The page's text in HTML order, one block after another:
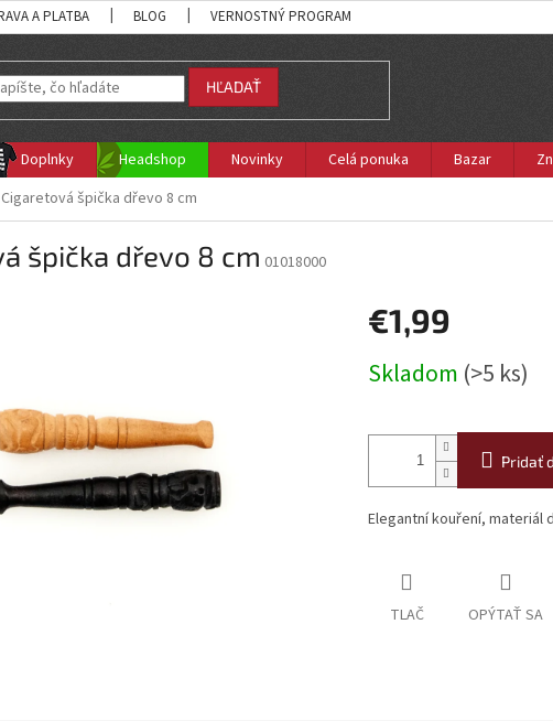
A PLATBA BLOG VERNOSTNÝ PROGRAM
HĽADAŤ
Doplnky Headshop Novinky Celá ponuka Bazar
Cigaretová špička dřevo 8 cm
špička dřevo 8 cm 01018000
€1,99
cena:
Skladom (>5 ks)
Pridať
Elegantní kouření, materiál
TLAČ OPÝTAŤ SA